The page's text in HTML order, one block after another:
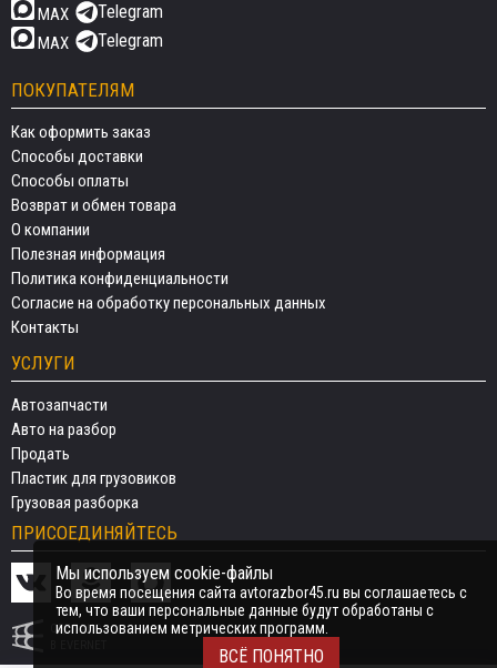
MAX Telegram
MAX Telegram
ПОКУПАТЕЛЯМ
Как оформить заказ
Способы доставки
Способы оплаты
Возврат и обмен товара
О компании
Полезная информация
Политика конфиденциальности
Согласие на обработку персональных данных
Контакты
УСЛУГИ
Автозапчасти
Авто на разбор
Продать
Пластик для грузовиков
Грузовая разборка
ПРИСОЕДИНЯЙТЕСЬ
СДЕЛАНО
Мы используем cookie-файлы
Во время посещения сайта avtorazbor45.ru вы соглашаетесь с
тем, что ваши персональные данные будут обработаны с
использованием метрических программ.
ВСЁ ПОНЯТНО